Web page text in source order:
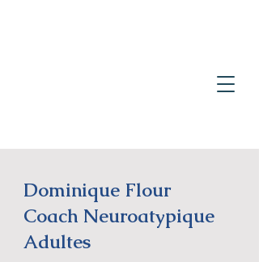
Dominique Flour
Coach Neuroatypique
Adultes